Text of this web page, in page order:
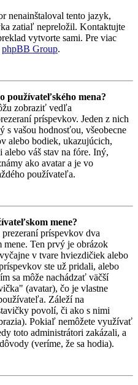
nenainštaloval tento jazyk,
zatiaľ nepreložil. Kontaktujte
vytvorte sami. Pre viac
phpBB Group.
používateľského mena?
zobraziť vedľa
príspevkov. Jeden z nich
s vašou hodnosťou, všeobecne
alebo bodiek, ukazujúcich,
váš stav na fóre. Iný,
ako avatar a je vo
používateľa.
mene?
príspevkov dva
Ten prvý je obrázok
v tvare hviezdičiek alebo
ste už pridali, alebo
sa môže nachádzať väčší
(avatar), čo je vlastne
Záleží na
povolí, či ako s nimi
Pokiaľ nemôžete využívať
toto administrátori zakázali, a
(veríme, že sa hodia).